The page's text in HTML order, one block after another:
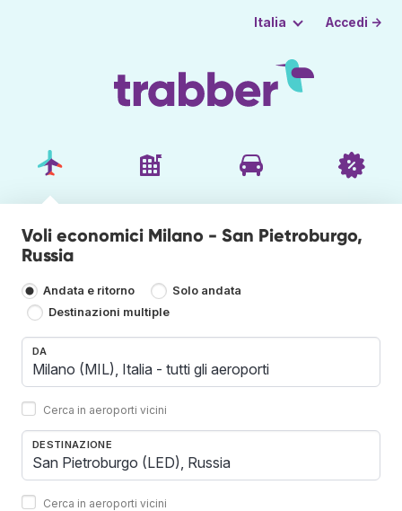
Italia Accedi →
Voli economici Milano - San Pietroburgo,
Russia
Andata e ritorno
Solo andata
Destinazioni multiple
DA
Cerca in aeroporti vicini
DESTINAZIONE
Cerca in aeroporti vicini